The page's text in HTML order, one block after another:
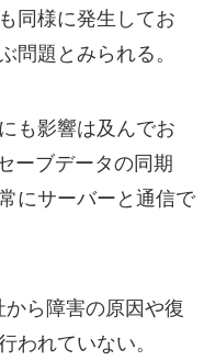
同様に発生してお
問題とみられる。
も影響は及んでお
ーブデータの同期
にサーバーと通信で
ら障害の原因や復
われていない。